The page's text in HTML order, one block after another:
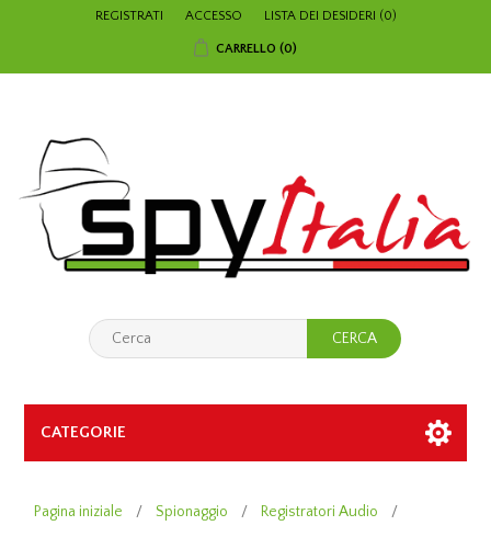
REGISTRATI ACCESSO LISTA DEI DESIDERI (0)
CARRELLO (0)
CATEGORIE
Pagina iniziale / Spionaggio / Registratori Audio
/